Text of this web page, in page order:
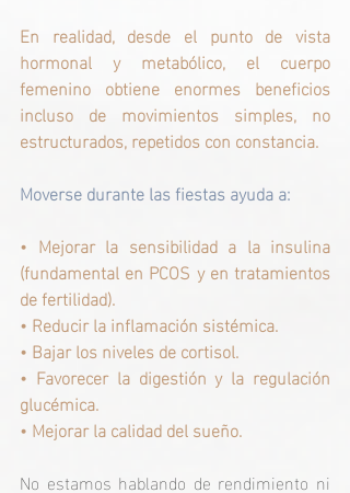
En realidad, desde el punto de vista
hormonal y metabólico, el cuerpo
femenino obtiene enormes beneficios
incluso de movimientos simples, no
estructurados, repetidos con constancia.
Moverse durante las fiestas ayuda a:
• Mejorar la sensibilidad a la insulina
(fundamental en PCOS y en tratamientos
de fertilidad).
• Reducir la inflamación sistémica.
• Bajar los niveles de cortisol.
• Favorecer la digestión y la regulación
glucémica.
• Mejorar la calidad del sueño.
No estamos hablando de rendimiento ni